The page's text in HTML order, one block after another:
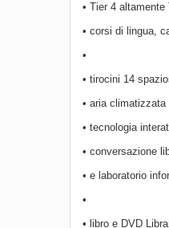
• Tier 4
• corsi di lingua,
•
• tirocini 14
• aria climatizzata
• tecnologia
• conversazione
• e laboratorio
•
• libro e DVD